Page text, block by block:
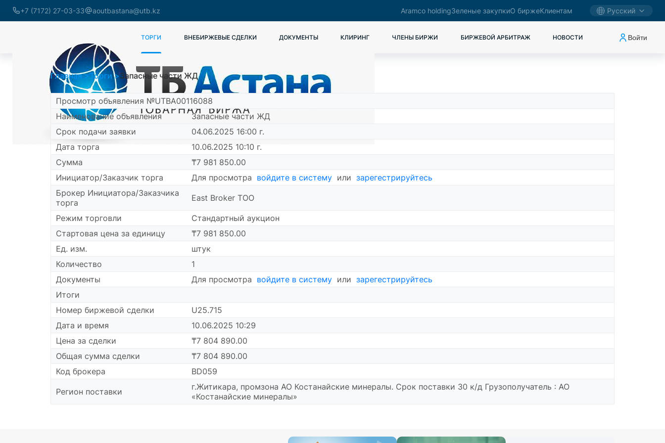
+7 (7172) 27-03-33 aoutbastana@utb.kz Aramco holdingЗеленые закупкиО биржеКлиентам Русский
ТОРГИ ВНЕБИРЖЕВЫЕ СДЕЛКИ ДОКУМЕНТЫ КЛИРИНГ ЧЛЕНЫ БИРЖИ БИРЖЕВОЙ АРБИТРАЖ НОВОСТИ Войти
Главная Торги Запасные части ЖД
Просмотр объявления №UTBA00116088
Наименование объявления
Запасные части ЖД
Срок подачи заявки
04.06.2025 16:00 г.
Дата торга
10.06.2025 10:10 г.
Сумма
₸7 981 850.00
Инициатор/Заказчик торга
Для просмотра войдите в систему или зарегестрируйтесь
Брокер Инициатора/Заказчика
торга
East Broker ТОО
Режим торговли
Стандартный аукцион
Cтартовая цена за единицу
₸7 981 850.00
Ед. изм.
штук
Количество
1
Документы
Для просмотра войдите в систему или зарегестрируйтесь
Итоги
Номер биржевой сделки
U25.715
Дата и время
10.06.2025 10:29
Цена за сделки
₸7 804 890.00
Общая сумма сделки
₸7 804 890.00
Код брокера
BD059
Регион поставки
г.Житикара, промзона АО Костанайские минералы. Срок поставки 30 к/д Грузополучатель : АО
«Костанайские минералы»